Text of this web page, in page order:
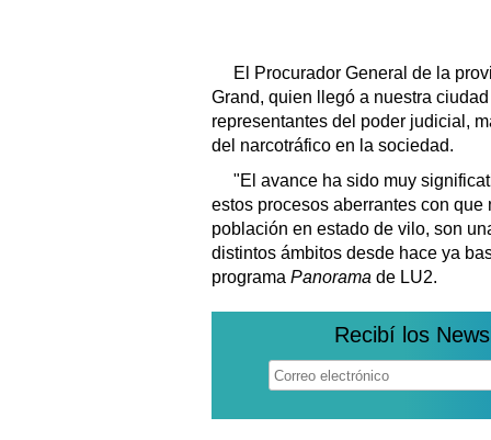
El Procurador General de la
Grand, quien llegó a nuestra
representantes del poder judicial,
del narcotráfico en la sociedad.
"El avance ha sido muy
estos procesos aberrantes con
población en estado de vilo, son
distintos ámbitos desde hace ya
programa Panorama de LU2.
Recibí los